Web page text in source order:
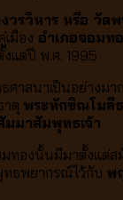
วรวิหาร หรือ วัดพ
มือง อำเภอจอมท
แต่ปี พ.ศ. 1995
าสนาเป็นอย่างมา
าตุ พระทักขิณโมลี
มมาสัมพุทธเจ้า
ทองนั้นมีมาตั้งแต่ส
ธพยากรณ์ไว้กับ พ